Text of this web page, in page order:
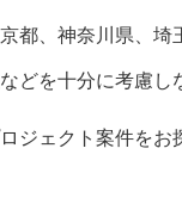
都、神奈川県、埼
十分に考慮し
ェクト案件をお